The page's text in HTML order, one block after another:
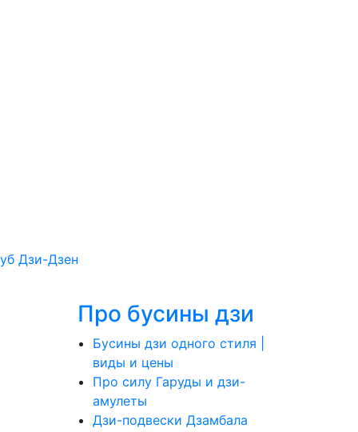
Дзи-Дзен
Про бусины дзи
Бусины дзи одного стиля |
виды и цены
Про силу Гаруды и дзи-
амулеты
Дзи-подвески Дзамбала